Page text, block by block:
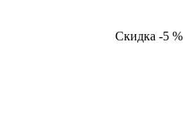
Скидка -5 %